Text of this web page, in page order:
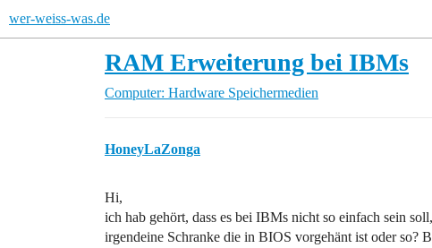
wer-weiss-was.de
RAM Erweiterung bei IBMs
Computer: Hardware Speichermedien
HoneyLaZonga
Hi,
ich hab gehört, dass es bei IBMs nicht so einfach sein
irgendeine Schranke die in BIOS vorgehänt ist oder so?